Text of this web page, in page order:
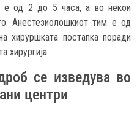
е од 2 до 5 часа, а во некои
Анестезиолошкиот тим е од
хируршката постапка поради
хирургија.
се изведува во
центри